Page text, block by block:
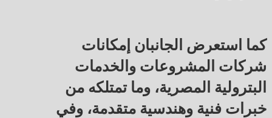
كما استعرض الجانبان إمكانات
شركات المشروعات والخدمات
البترولية المصرية، وما تمتلكه من
خبرات فنية وهندسية متقدمة، وفي